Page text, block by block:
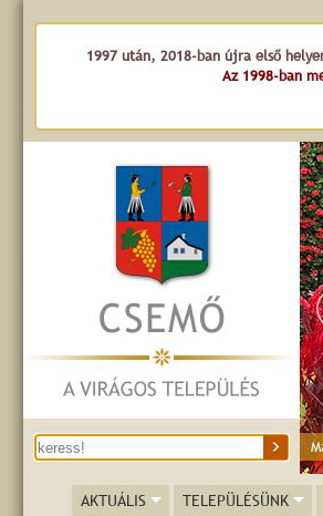
1997 után, 2018-ban újra első
Az 1998-ban
AKTUÁLIS TELEPÜLÉSÜNK